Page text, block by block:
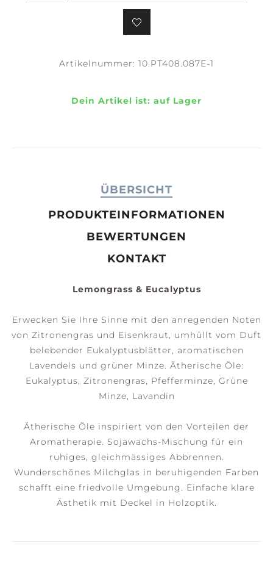
Artikelnummer: 10.PT408.087E-1
Dein Artikel ist: auf Lager
ÜBERSICHT
PRODUKTEINFORMATIONEN
BEWERTUNGEN
KONTAKT
Lemongrass & Eucalyptus
Erwecken Sie Ihre Sinne mit den anregenden Noten
von Zitronengras und Eisenkraut, umhüllt vom Duft
belebender Eukalyptusblätter, aromatischen
Lavendels und grüner Minze. Ätherische Öle:
Eukalyptus, Zitronengras, Pfefferminze, Grüne
Minze, Lavandin
Ätherische Öle inspiriert von den Vorteilen der
Aromatherapie. Sojawachs-Mischung für ein
ruhiges, gleichmässiges Abbrennen.
Wunderschönes Milchglas in beruhigenden Farben
schafft eine friedvolle Umgebung. Einfache klare
Ästhetik mit Deckel in Holzoptik.